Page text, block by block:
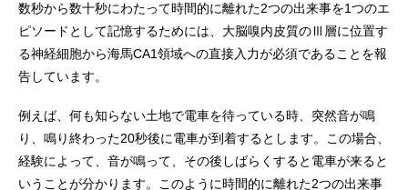
数秒から数十秒にわたって時間的に離れた2つの出来事を1つのエ
ピソードとして記憶するためには、大脳嗅内皮質のⅢ層に位置す
る神経細胞から海馬CA1領域への直接入力が必須であることを報
告しています。
例えば、何も知らない土地で電車を待っている時、突然音が鳴
り、鳴り終わった20秒後に電車が到着するとします。この場合、
経験によって、音が鳴って、その後しばらくすると電車が来ると
いうことが分かります。このように時間的に離れた2つの出来事